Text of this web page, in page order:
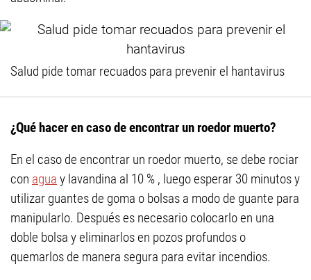
Salud pide tomar recuados para prevenir el hantavirus
¿Qué hacer en caso de encontrar un roedor muerto?
En el caso de encontrar un roedor muerto, se debe rociar
con agua y lavandina al 10 % , luego esperar 30 minutos y
utilizar guantes de goma o bolsas a modo de guante para
manipularlo. Después es necesario colocarlo en una
doble bolsa y eliminarlos en pozos profundos o
quemarlos de manera segura para evitar incendios.